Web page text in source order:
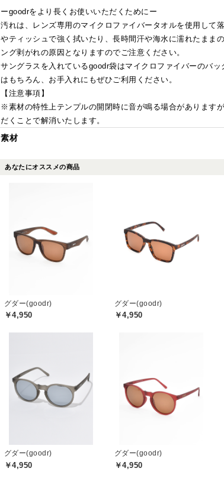
ーgoodrをより長くお使いいただくためにー
汚れは、レンズ専用のマイクロファイバータオルを使用して
やティッシュで強く拭いたり、長時間汗や海水に濡れたまま
ング剥がれの原因となりますのでご注意ください。
サングラスを入れているgoodr袋はマイクロファイバーのバ
はもちろん、お手入れにもぜひご利用ください。
【注意事項】
※素材の特性上テンプルの開閉時に音が鳴る場合があります
だくことで解消いたします。
素材
あなたにオススメの商品
グダー(goodr)
￥4,950
グダー(goodr)
￥4,950
グダー(goodr)
￥4,950
グダー(goodr)
￥4,950